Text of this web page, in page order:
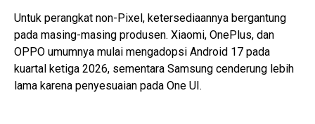
Untuk perangkat non-Pixel, ketersediaannya bergantung
pada masing-masing produsen. Xiaomi, OnePlus, dan
OPPO umumnya mulai mengadopsi Android 17 pada
kuartal ketiga 2026, sementara Samsung cenderung lebih
lama karena penyesuaian pada One UI.